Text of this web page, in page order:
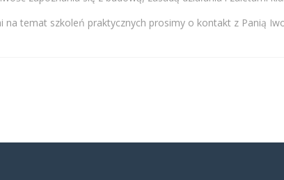
temat szkoleń praktycznych prosimy o kontakt z Panią